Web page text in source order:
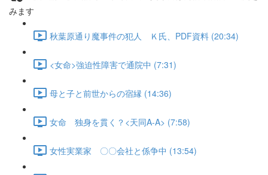
みます
秋葉原通り魔事件の犯人 Ｋ氏、PDF資料 (20:34)
<女命>強迫性障害で通院中 (7:31)
母と子と前世からの宿縁 (14:36)
女命 独身を貫く？<天同A-A> (7:58)
女性実業家 〇〇会社と係争中 (13:54)